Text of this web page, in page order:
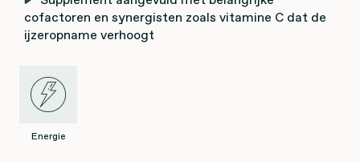
cofactoren en synergisten zoals vitamine C dat de
ijzeropname verhoogt
Energie